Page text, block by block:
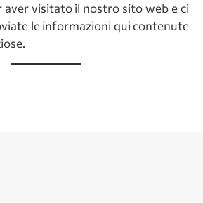
aver visitato il nostro sito web e ci
le informazioni qui contenute